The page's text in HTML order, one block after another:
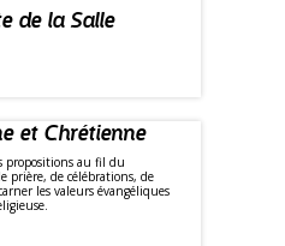
de la Salle
et Chrétienne
propositions au fil du
prière, de célébrations, de
les valeurs évangéliques